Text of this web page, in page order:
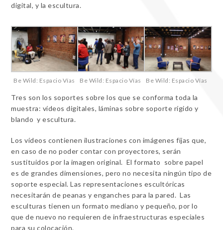
digital, y la escultura.
Be Wild: Espacio Vías Be Wild: Espacio Vías Be Wild: Espacio Vías
Tres son los soportes sobre los que se conforma toda la
muestra: vídeos digitales, láminas sobre soporte rígido y
blando y escultura.
Los vídeos contienen ilustraciones con imágenes fijas que,
en caso de no poder contar con proyectores, serán
sustituidos por la imagen original. El formato sobre papel
es de grandes dimensiones, pero no necesita ningún tipo de
soporte especial. Las representaciones escultóricas
necesitarán de peanas y enganches para la pared. Las
esculturas tienen un formato mediano y pequeño, por lo
que de nuevo no requieren de infraestructuras especiales
para su colocación.